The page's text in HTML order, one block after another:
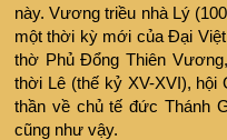
này. Vương triều nhà Lý
một thời kỳ mới của Đại
thờ Phủ Đổng Thiên
thời Lê (thế kỷ XV-XVI), hội
thần về chủ tế đức Thánh
cũng như vậy.